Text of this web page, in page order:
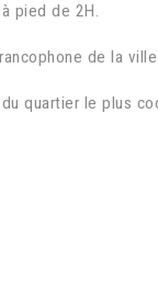
pied de 2H.
de la
quartier le plus